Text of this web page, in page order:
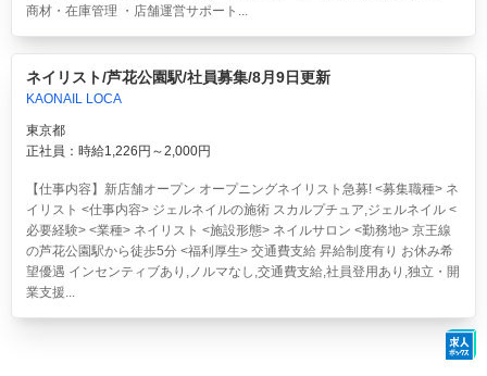
商材・在庫管理 ・店舗運営サポート...
ネイリスト/芦花公園駅/社員募集/8月9日更新
KAONAIL LOCA
東京都
正社員：時給1,226円～2,000円
【仕事内容】新店舗オープン オープニングネイリスト急募! <募集職種> ネ
イリスト <仕事内容> ジェルネイルの施術 スカルプチュア,ジェルネイル <
必要経験> <業種> ネイリスト <施設形態> ネイルサロン <勤務地> 京王線
の芦花公園駅から徒歩5分 <福利厚生> 交通費支給 昇給制度有り お休み希
望優遇 インセンティブあり,ノルマなし,交通費支給,社員登用あり,独立・開
業支援...